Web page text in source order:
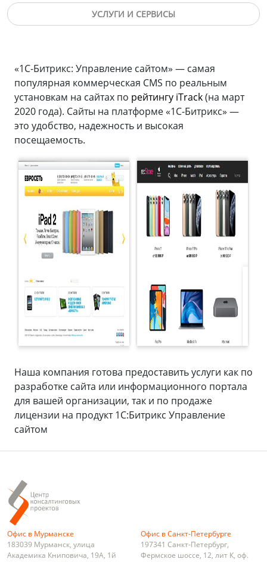
УСЛУГИ И СЕРВИСЫ
«1С-Битрикс: Управление сайтом» — самая
популярная коммерческая CMS по реальным
установкам на сайтах по рейтингу iTrack(на март
2020 года). Сайты на платформе «1С-Битрикс» —
это удобство, надежность и высокая
посещаемость.
Наша компания готова предоставить услуги как по
разработке сайта или информационного портала
для вашей организации, так и по продаже
лицензии на продукт 1С:Битрикс Управление
сайтом
Офис в Мурманске
183039 Мурманск, улица
Академика Книповича, 19А, 1й
Офис в Санкт-Петербурге
197341 Санкт-Петербург,
Фермское шоссе, 12, лит К, оф.